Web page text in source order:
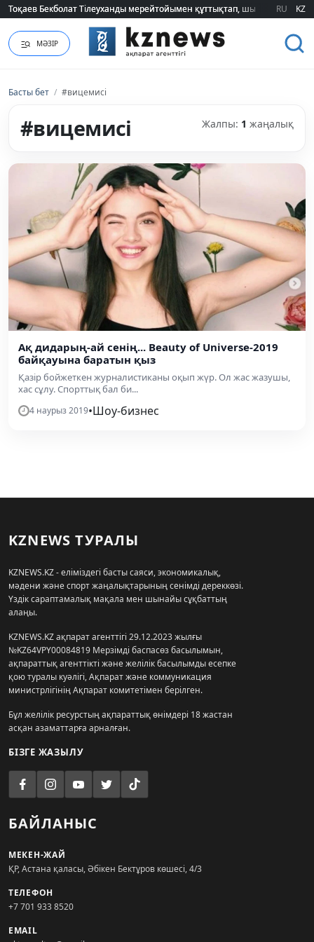
Тоқаев Бекболат Тілеуханды мерейтойымен құттықтап, шығармашылық
Тоқаев Бекболат Тілеуханды мерейтойымен құттықтап, шығармашылық
RU KZ
МӘЗІР
Басты бет / #вицемисі
#вицемисі Жалпы: 1 жаңалық
Ақ дидарың-ай сенің... Beauty of Universe-2019
байқауына баратын қыз
Қазір бойжеткен журналистиканы оқып жүр. Ол жас жазушы,
хас сұлу. Спорттық бал би...
4 наурыз 2019•Шоу-бизнес
KZNEWS ТУРАЛЫ
KZNEWS.KZ - еліміздегі басты саяси, экономикалық,
мәдени және спорт жаңалықтарының сенімді дереккөзі.
Үздік сараптамалық мақала мен шынайы сұқбаттың
алаңы.
KZNEWS.KZ ақпарат агенттігі 29.12.2023 жылғы
№KZ64VPY00084819 Мерзімді баспасөз басылымын,
ақпараттық агенттікті және желілік басылымды есепке
қою туралы куәлігі, Ақпарат және коммуникация
министрлігінің Ақпарат комитетімен берілген.
Бұл желілік ресурстың ақпараттық өнімдері 18 жастан
асқан азаматтарға арналған.
БІЗГЕ ЖАЗЫЛУ
БАЙЛАНЫС
МЕКЕН-ЖАЙ
ҚР, Астана қаласы, Әбікен Бектұров көшесі, 4/3
ТЕЛЕФОН
+7 701 933 8520
EMAIL